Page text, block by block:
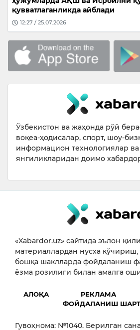
қувватлаганликда айблади
12:27 / 25.07.2026
Ўзбекистон ва жаҳонда рўй
воқеа-ҳодисалар, спорт, шоу-
информацион технологиялар
янгиликларидан доимо
«Xabardor.uz» сайтида эълон
материаллардан нусха кўчириш,
бошқа шаклларда фойдаланиш
ёзма розилиги билан амалга
АЛОҚА РЕКЛАМА
ФОЙДАЛАНИШ
Гувоҳнома: №1040. Берилган